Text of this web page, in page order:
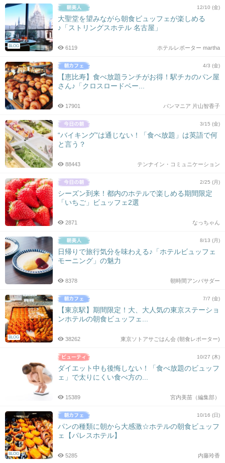
BLOG
12/10 (金)
大聖堂を望みながら朝食ビュッフェが楽しめる
♪「ストリングスホテル 名古屋」
ホテルレポーター martha
6119
4/3 (金)
【恵比寿】食べ放題ランチがお得！駅チカのパン屋
さん♪「クロスロードベー...
パンマニア 片山智香子
17901
3/15 (金)
“バイキング”は通じない！「食べ放題」は英語で何
と言う？
テンナイン・コミュニケーション
88443
2/25 (月)
シーズン到来！都内のホテルで楽しめる期間限定
「いちご」ビュッフェ2選
なっちゃん
2871
8/13 (月)
日帰りで旅行気分を味わえる♪「ホテルビュッフェ
モーニング」の魅力
朝時間アンバサダー
8378
BLOG
7/7 (金)
【東京駅】期間限定！大、大人気の東京ステーショ
ンホテルの朝食ビュッフェ...
東京ソトアサごはん会 (朝食レポーター)
38262
10/27 (木)
ダイエット中も後悔しない！「食べ放題のビュッフ
ェ」で太りにくい食べ方の...
宮内美苗（編集部）
15389
BLOG
10/16 (日)
パンの種類に朝から大感激☆ホテルの朝食ビュッフ
ェ【パレスホテル】
内藤玲香
5285